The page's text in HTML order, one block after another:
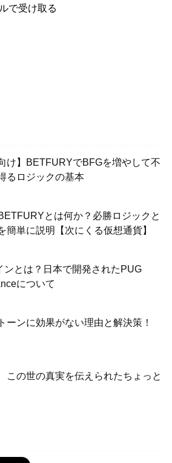
で受け取る
け】BETFURYでBFGを増やして不
るロジックの基本
とは何か？必勝ロジックと
簡単に説明【次にくる仮想通貨】
ンとは？日本で開発されたPUG
について
ーンに効果がない理由と解決策！
この世の真実を伝えられたちょっと